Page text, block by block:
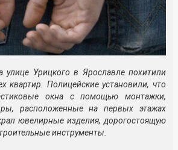
улице Урицкого в Ярославле похитили
квартир. Полицейские установили, что
окна с помощью монтажки,
расположенные на первых этажах
ювелирные изделия, дорогостоящую
инструменты.